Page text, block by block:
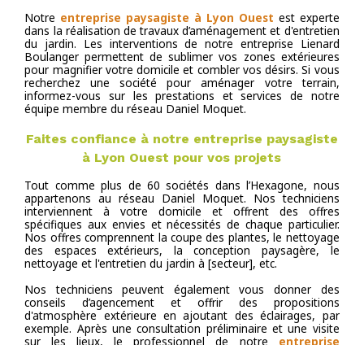
Notre entreprise paysagiste à Lyon Ouest est experte
dans la réalisation de travaux d’aménagement et d'entretien
du jardin. Les interventions de notre entreprise Lienard
Boulanger permettent de sublimer vos zones extérieures
pour magnifier votre domicile et combler vos désirs. Si vous
recherchez une société pour aménager votre terrain,
informez-vous sur les prestations et services de notre
équipe membre du réseau Daniel Moquet.
Faites confiance à notre entreprise paysagiste
à Lyon Ouest pour vos projets
Tout comme plus de 60 sociétés dans l’Hexagone, nous
appartenons au réseau Daniel Moquet. Nos techniciens
interviennent à votre domicile et offrent des offres
spécifiques aux envies et nécessités de chaque particulier.
Nos offres comprennent la coupe des plantes, le nettoyage
des espaces extérieurs, la conception paysagère, le
nettoyage et l'entretien du jardin à [secteur], etc.
Nos techniciens peuvent également vous donner des
conseils d’agencement et offrir des propositions
d'atmosphère extérieure en ajoutant des éclairages, par
exemple. Après une consultation préliminaire et une visite
sur les lieux, le professionnel de notre entreprise